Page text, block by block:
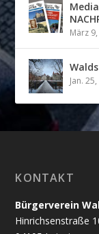
März
Jan.
KONTAKT
Bürgerverein
Hinrichsenstraße